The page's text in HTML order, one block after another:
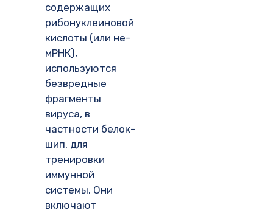
содержащих
рибонуклеиновой
кислоты (или не-
мРНК),
используются
безвредные
фрагменты
вируса, в
частности белок-
шип, для
тренировки
иммунной
системы. Они
включают